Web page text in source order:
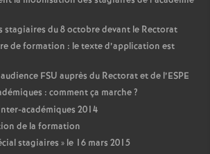
stagiaires du 8 octobre devant le Rectorat
de formation : le texte d’application est
FSU auprès du Rectorat et de l’ESPE
: comment ça marche?
académiques 2014
de la formation
stagiaires » le 16 mars 2015